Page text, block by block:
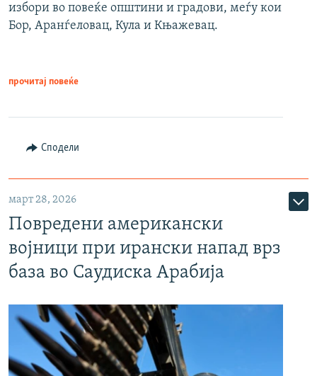
избори во повеќе општини и градови, меѓу кои
Бор, Аранѓеловац, Кула и Књажевац.
прочитај повеќе
Сподели
март 28, 2026
Повредени американски
војници при ирански напад врз
база во Саудиска Арабија